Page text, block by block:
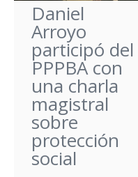
Daniel
Arroyo
participó del
PPPBA con
una charla
magistral
sobre
protección
social